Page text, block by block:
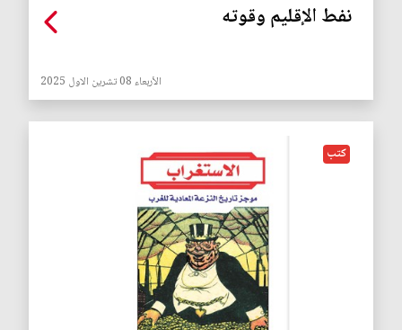
نفط الإقليم وقوته
الأربعاء 08 تشرين الاول 2025
كتب